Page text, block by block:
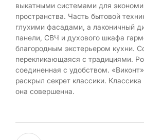
выкатными системами для
пространства. Часть бытовой
глухими фасадами, а лаконичный
панели, СВЧ и духового шкафа
благородным экстерьером кухни.
перекликающаяся с традициями.
соединенная с удобством.
раскрыл секрет классики.
она совершенна.